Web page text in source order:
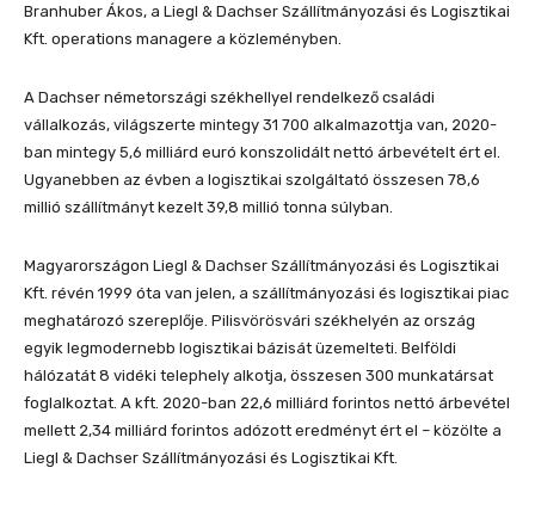
Branhuber Ákos, a Liegl & Dachser Szállítmányozási és Logisztikai
Kft. operations managere a közleményben.
A Dachser németországi székhellyel rendelkező családi
vállalkozás, világszerte mintegy 31 700 alkalmazottja van, 2020-
ban mintegy 5,6 milliárd euró konszolidált nettó árbevételt ért el.
Ugyanebben az évben a logisztikai szolgáltató összesen 78,6
millió szállítmányt kezelt 39,8 millió tonna súlyban.
Magyarországon Liegl & Dachser Szállítmányozási és Logisztikai
Kft. révén 1999 óta van jelen, a szállítmányozási és logisztikai piac
meghatározó szereplője. Pilisvörösvári székhelyén az ország
egyik legmodernebb logisztikai bázisát üzemelteti. Belföldi
hálózatát 8 vidéki telephely alkotja, összesen 300 munkatársat
foglalkoztat. A kft. 2020-ban 22,6 milliárd forintos nettó árbevétel
mellett 2,34 milliárd forintos adózott eredményt ért el – közölte a
Liegl & Dachser Szállítmányozási és Logisztikai Kft.